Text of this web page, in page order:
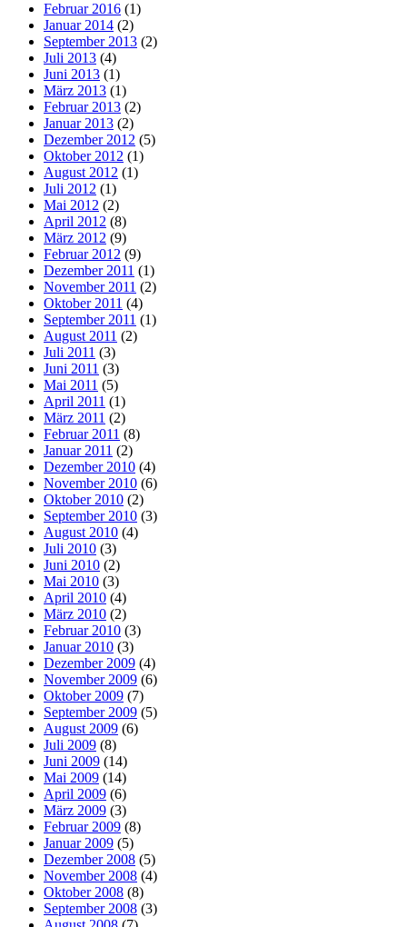
Februar 2016 (1)
Januar 2014 (2)
September 2013 (2)
Juli 2013 (4)
Juni 2013 (1)
März 2013 (1)
Februar 2013 (2)
Januar 2013 (2)
Dezember 2012 (5)
Oktober 2012 (1)
August 2012 (1)
Juli 2012 (1)
Mai 2012 (2)
April 2012 (8)
März 2012 (9)
Februar 2012 (9)
Dezember 2011 (1)
November 2011 (2)
Oktober 2011 (4)
September 2011 (1)
August 2011 (2)
Juli 2011 (3)
Juni 2011 (3)
Mai 2011 (5)
April 2011 (1)
März 2011 (2)
Februar 2011 (8)
Januar 2011 (2)
Dezember 2010 (4)
November 2010 (6)
Oktober 2010 (2)
September 2010 (3)
August 2010 (4)
Juli 2010 (3)
Juni 2010 (2)
Mai 2010 (3)
April 2010 (4)
März 2010 (2)
Februar 2010 (3)
Januar 2010 (3)
Dezember 2009 (4)
November 2009 (6)
Oktober 2009 (7)
September 2009 (5)
August 2009 (6)
Juli 2009 (8)
Juni 2009 (14)
Mai 2009 (14)
April 2009 (6)
März 2009 (3)
Februar 2009 (8)
Januar 2009 (5)
Dezember 2008 (5)
November 2008 (4)
Oktober 2008 (8)
September 2008 (3)